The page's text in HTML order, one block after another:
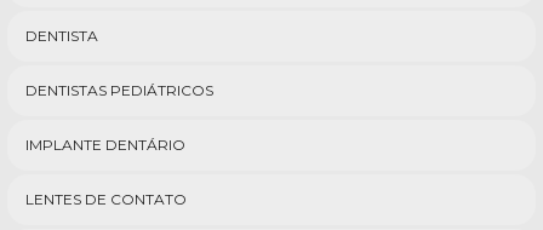
DENTISTA
DENTISTAS PEDIÁTRICOS
IMPLANTE DENTÁRIO
LENTES DE CONTATO